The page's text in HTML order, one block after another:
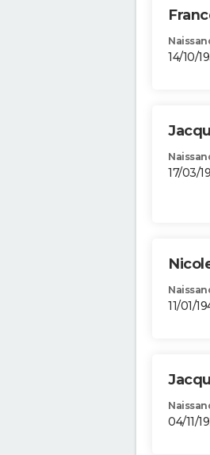
14/10/
17/03/
11/01/
04/11/